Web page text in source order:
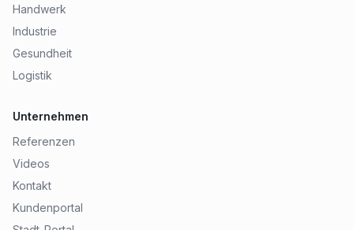
Handwerk
Industrie
Gesundheit
Logistik
Unternehmen
Referenzen
Videos
Kontakt
Kundenportal